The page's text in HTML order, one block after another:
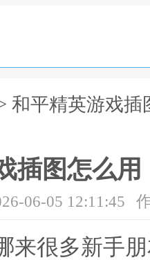
和平精英游戏
插图怎么
06-05 12:11:45
来很多新手